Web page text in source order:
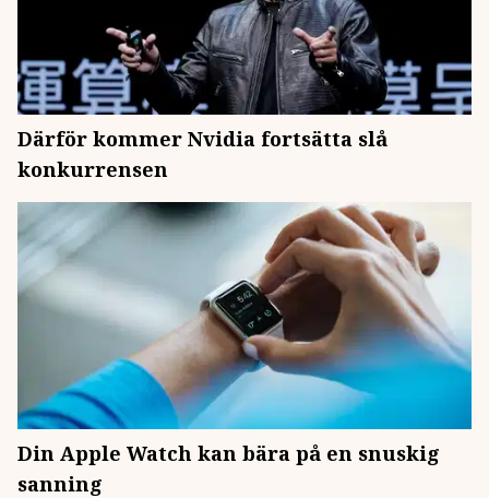
Därför kommer Nvidia fortsätta slå
konkurrensen
Din Apple Watch kan bära på en snuskig
sanning